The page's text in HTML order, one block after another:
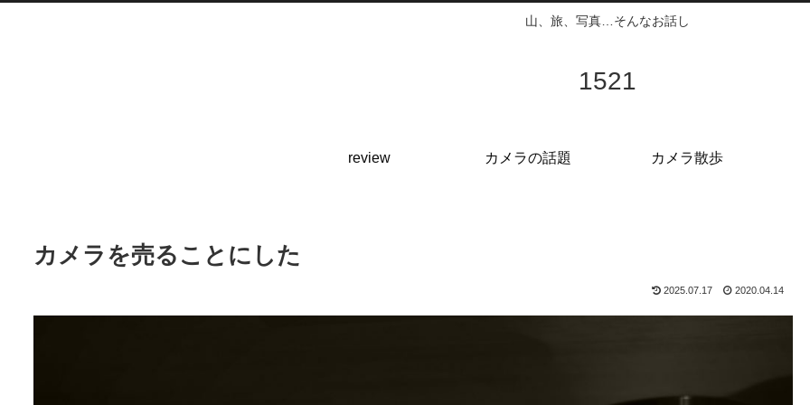
山、旅、写真…そんなお話し
1521
review カメラの話題 カメラ散歩
カメラを売ることにした
2025.07.17 2020.04.14